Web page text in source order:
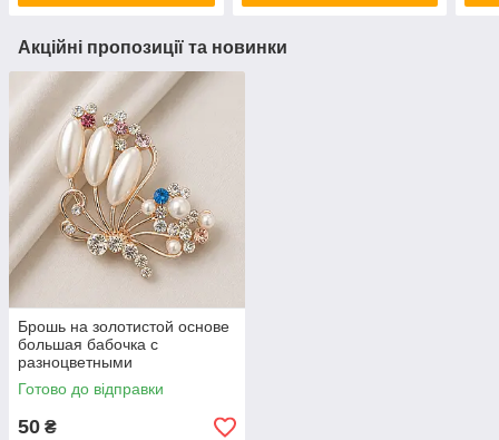
Акційні пропозиції та новинки
Брошь на золотистой основе
большая бабочка с
разноцветными
переливающимися
камушками и бусинами
размер 55х40 мм
Готово до відправки
50 ₴